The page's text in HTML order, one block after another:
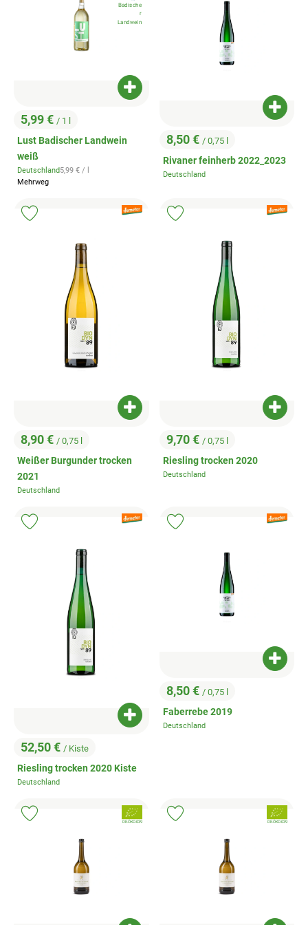
, Preis:
5,99 € / 1 l
Lust Badischer Landwein
weiß
, Herkunft:
Deutschland, Referenzpreis:
5,99 € / l
Mehrweg
Produkt zum Warenkorb hinzufügen
Badische
r
Landwein
, Preis:
8,50 € / 0,75 l
Rivaner feinherb 2022_2023
, Herkunft:
Deutschland
, Preis:
8,90 € / 0,75 l
Weißer Burgunder trocken
2021
, Herkunft:
Deutschland
Produkt zum Warenkorb hinzufügen
, Verband:
Produkt zu Favouriten hinzufügen
, Preis:
9,70 € / 0,75 l
Riesling trocken 2020
, Herkunft:
Deutschland
, Verband:
Produkt zu Favouriten hinzufügen
, Preis:
52,50 € / Kiste
Riesling trocken 2020 Kiste
, Herkunft:
Deutschland
Produkt zum Warenkorb hinzufügen
, Verband:
Produkt zu Favouriten hinzufügen
, Preis:
8,50 € / 0,75 l
Faberrebe 2019
, Herkunft:
Deutschland
, Verband:
Produkt zu Favouriten hinzufügen
, Verband:
, Kontrollstelle:
DE-ÖKO-039
Produkt zu Favouriten hinzufügen
, Verband:
, Kontrollstelle:
DE-ÖKO-039
Produkt zu Favouriten hinzufügen